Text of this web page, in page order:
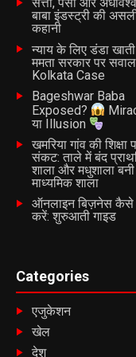
बाबा इंडस्ट्री की
कहानी
न्याय के लिए डंडा खाती
ममता सरकार पर सवाल |
Kolkata Case
Bageshwar Baba
Exposed?
या Illusion
खमरिया गांव की शिक्षा
संकट: ताले में बंद
शाला और मधुशाला बनी
माध्यमिक शाला
ऑनलाइन बिज़नेस
करें: शुरुआती गाइड
Categories
एजुकेशन
खेल
देश